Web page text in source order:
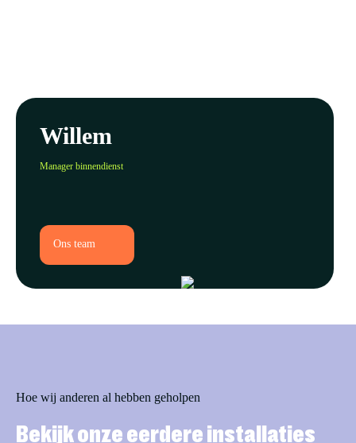
Willem
Manager binnendienst
Ons team
Hoe wij anderen al hebben geholpen
Bekijk onze eerdere installaties